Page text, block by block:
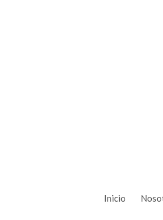
Inicio